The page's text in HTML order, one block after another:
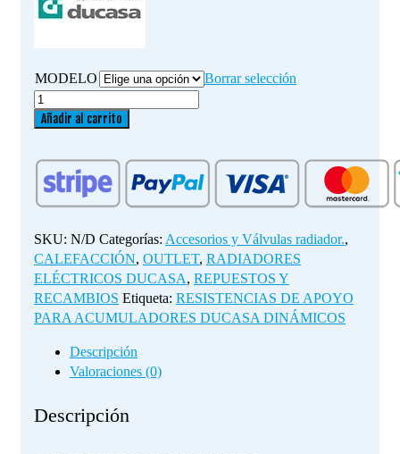
MODELO
Borrar selección
RESISTENCIAS
DE
PARA
ACUMULADORES
DUCASA
cantidad
Añadir al carrito
SKU: N/D Categorías: Accesorios y Válvulas radiador.,
CALEFACCIÓN, OUTLET, RADIADORES
ELÉCTRICOS DUCASA, REPUESTOS Y
RECAMBIOS Etiqueta: RESISTENCIAS DE APOYO
PARA ACUMULADORES DUCASA DINÁMICOS
Descripción
Valoraciones (0)
Descripción